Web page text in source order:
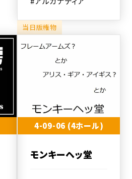
当日版権物
4-09-06 (4ホール)
モンキーヘッ堂